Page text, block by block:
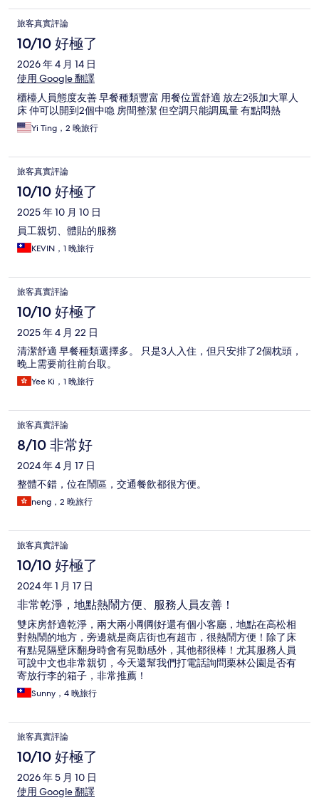
旅客真實評論
10/10 好極了
2026 年 4 月 14 日
使用 Google 翻譯
櫃檯人員態度友善 早餐種類豐富 用餐位置舒適 放左2張加大單人
床 仲可以開到2個中喼 房間整潔 但空調只能調風量 有點悶熱
Yi Ting，2 晚旅行
旅客真實評論
10/10 好極了
2025 年 10 月 10 日
員工親切、體貼的服務
KEVIN，1 晚旅行
旅客真實評論
10/10 好極了
2025 年 4 月 22 日
清潔舒適 早餐種類選擇多。 只是3人入住，但只安排了2個枕頭，
晚上需要前往前台取。
Yee Ki，1 晚旅行
旅客真實評論
8/10 非常好
2024 年 4 月 17 日
整體不錯，位在鬧區，交通餐飲都很方便。
neng，2 晚旅行
旅客真實評論
10/10 好極了
2024 年 1 月 17 日
非常乾淨，地點熱鬧方便、服務人員友善！
雙床房舒適乾淨，兩大兩小剛剛好還有個小客廳，地點在高松相
對熱鬧的地方，旁邊就是商店街也有超市，很熱鬧方便！除了床
有點晃隔壁床翻身時會有晃動感外，其他都很棒！尤其服務人員
可說中文也非常親切，今天還幫我們打電話詢問栗林公園是否有
寄放行李的箱子，非常推薦！
Sunny，4 晚旅行
旅客真實評論
10/10 好極了
2026 年 5 月 10 日
使用 Google 翻譯